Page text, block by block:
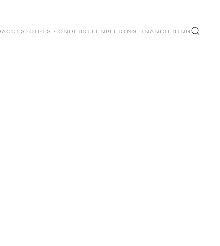
ACCESSOIRES – ONDERDELEN KLEDING FINANCIERING